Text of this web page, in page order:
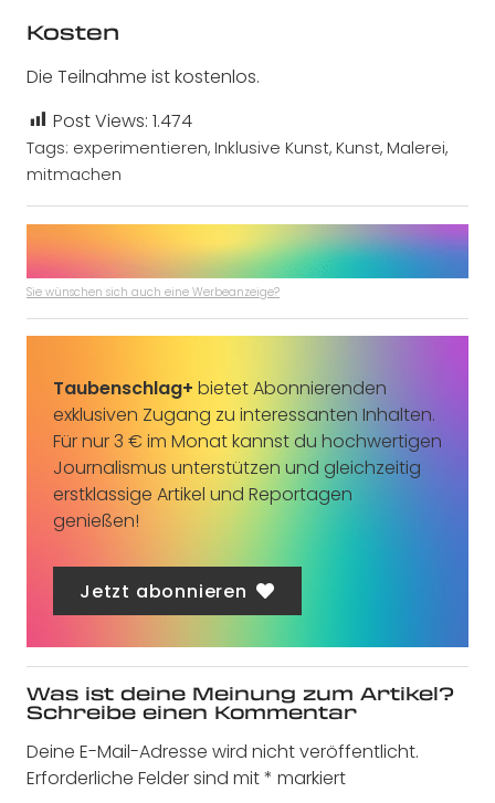
Kosten
Die Teilnahme ist kostenlos.
Post Views: 1.474
Tags: experimentieren, Inklusive Kunst, Kunst, Malerei,
mitmachen
Sie wünschen sich auch eine Werbeanzeige?
Taubenschlag+ bietet Abonnierenden
exklusiven Zugang zu interessanten Inhalten.
Für nur 3 € im Monat kannst du hochwertigen
Journalismus unterstützen und gleichzeitig
erstklassige Artikel und Reportagen
genießen!
Jetzt abonnieren
Was ist deine Meinung zum Artikel?
Schreibe einen Kommentar
Deine E-Mail-Adresse wird nicht veröffentlicht.
Erforderliche Felder sind mit* markiert